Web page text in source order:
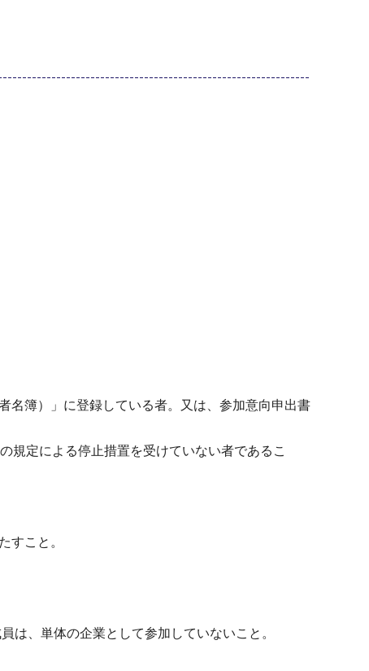
名簿）」に登録している者。又は、参加意向申出書
規定による停止措置を受けていない者であるこ
すこと。
は、単体の企業として参加していないこと。